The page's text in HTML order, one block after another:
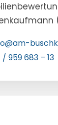
/ 959 683 – 13